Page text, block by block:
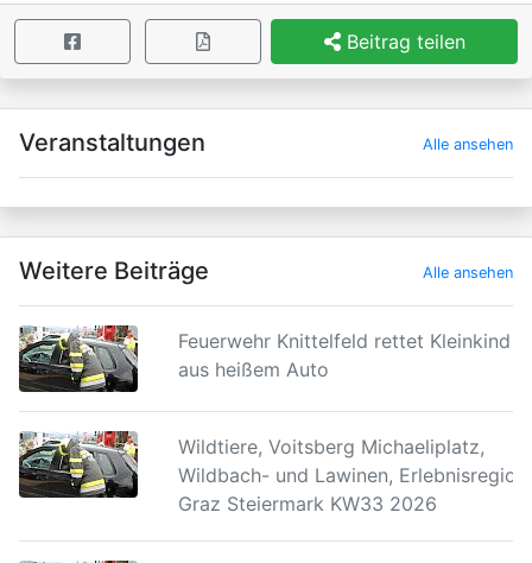
Beitrag teilen
×
Veranstaltungen Alle ansehen
Weitere Beiträge Alle ansehen
Feuerwehr Knittelfeld rettet Kleinkind
aus heißem Auto
Wildtiere, Voitsberg Michaeliplatz,
Wildbach- und Lawinen, Erlebnisregion
Graz Steiermark KW33 2026